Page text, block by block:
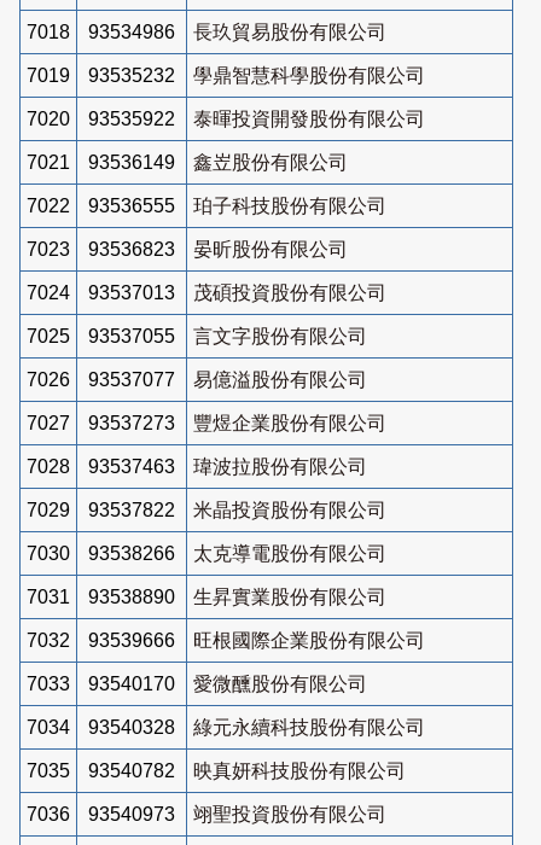
7018 93534986 長玖貿易股份有限公司
7019 93535232 學鼎智慧科學股份有限公司
7020 93535922 泰暉投資開發股份有限公司
7021 93536149 鑫岦股份有限公司
7022 93536555 珀子科技股份有限公司
7023 93536823 晏昕股份有限公司
7024 93537013 茂碩投資股份有限公司
7025 93537055 言文字股份有限公司
7026 93537077 易億溢股份有限公司
7027 93537273 豐煜企業股份有限公司
7028 93537463 瑋波拉股份有限公司
7029 93537822 米晶投資股份有限公司
7030 93538266 太克導電股份有限公司
7031 93538890 生昇實業股份有限公司
7032 93539666 旺根國際企業股份有限公司
7033 93540170 愛微醺股份有限公司
7034 93540328 綠元永續科技股份有限公司
7035 93540782 映真妍科技股份有限公司
7036 93540973 翊聖投資股份有限公司